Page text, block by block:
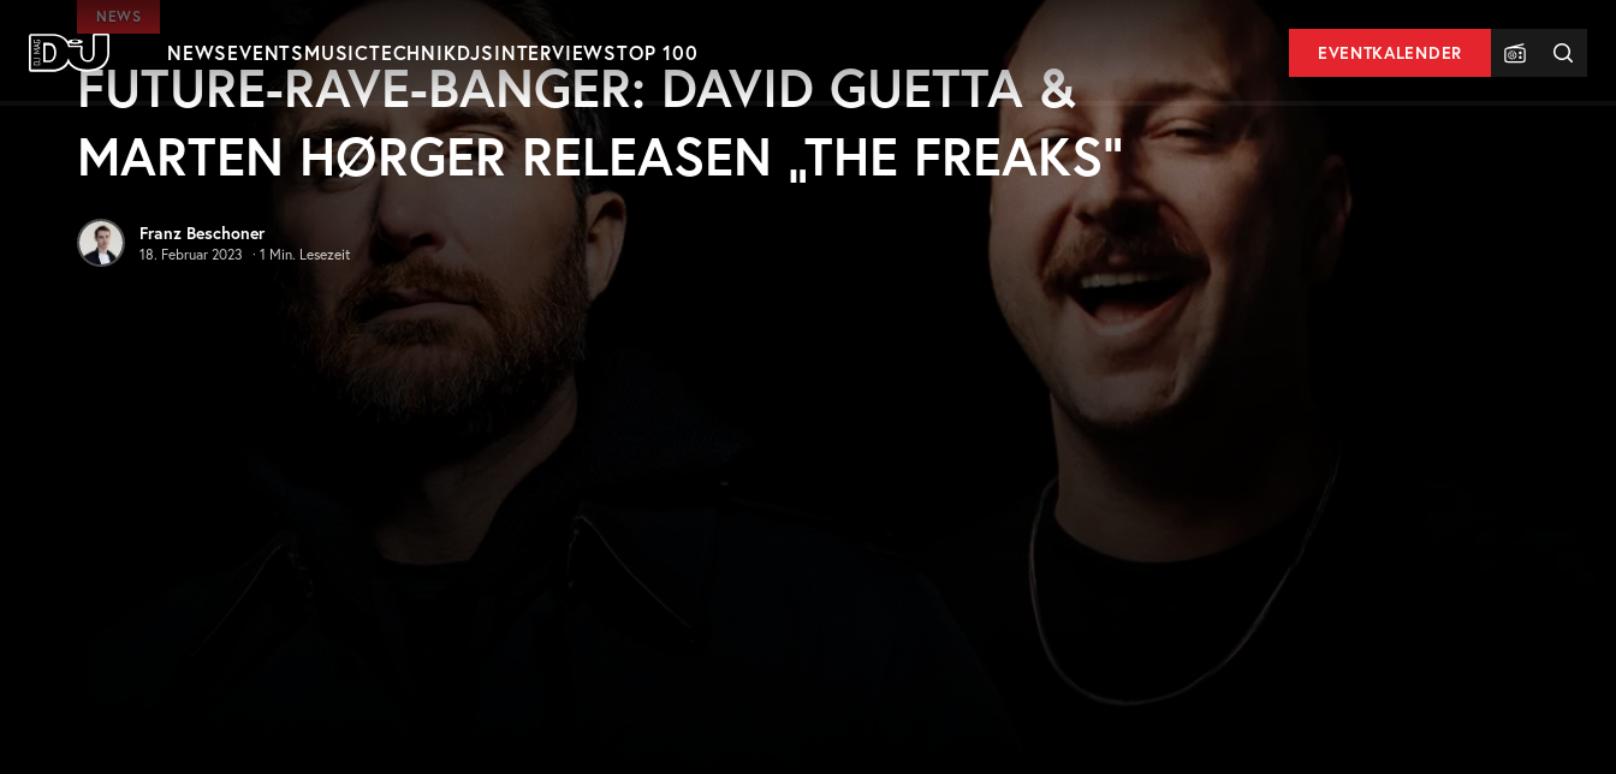
Zum Hauptinhalt springen
DJ Mag Germany
NEWSEVENTSMUSICTECHNIKDJSINTERVIEWSTOP 100 EVENTKALENDER
NEWS
FUTURE-RAVE-BANGER: DAVID GUETTA &
MARTEN HØRGER RELEASEN „THE FREAKS“
Franz Beschoner
18. Februar 2023 · 1 Min. Lesezeit